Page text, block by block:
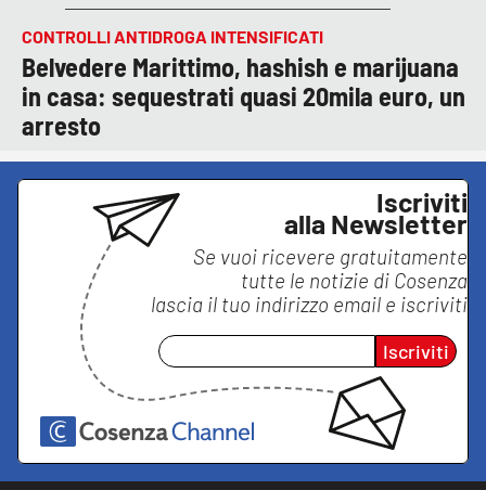
CONTROLLI ANTIDROGA INTENSIFICATI
Belvedere Marittimo, hashish e marijuana
in casa: sequestrati quasi 20mila euro, un
arresto
Iscriviti
alla Newsletter
Se vuoi ricevere gratuitamente
tutte le notizie di Cosenza
lascia il tuo indirizzo email e iscriviti
Iscriviti